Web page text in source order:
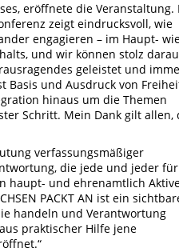
eröffnete die Veranstaltung.
zeigt eindrucksvoll, wie
engagieren – im Haupt-
und wir können stolz
geleistet und
Basis und Ausdruck von
hinaus um die Themen
Schritt. Mein Dank gilt allen,
verfassungsmäßiger
die jede und jeder für
haupt- und ehrenamtlich
PACKT AN ist ein
handeln und Verantwortung
praktischer Hilfe jene